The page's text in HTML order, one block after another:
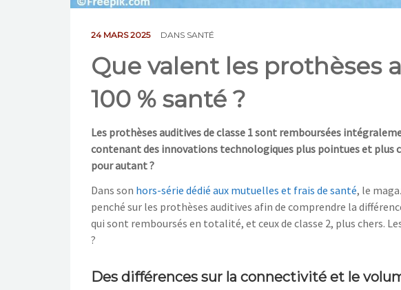
24 MARS 2025 DANS SANTÉ
Que valent les prothèses
100 % santé ?
Les prothèses auditives de classe 1 sont remboursées
contenant des innovations technologiques plus pointues et plus
pour autant ?
Dans son hors-série dédié aux mutuelles et frais de santé, le
penché sur les prothèses auditives afin de comprendre la
qui sont remboursés en totalité, et ceux de classe 2, plus chers.
?
Des différences sur la connectivité et le